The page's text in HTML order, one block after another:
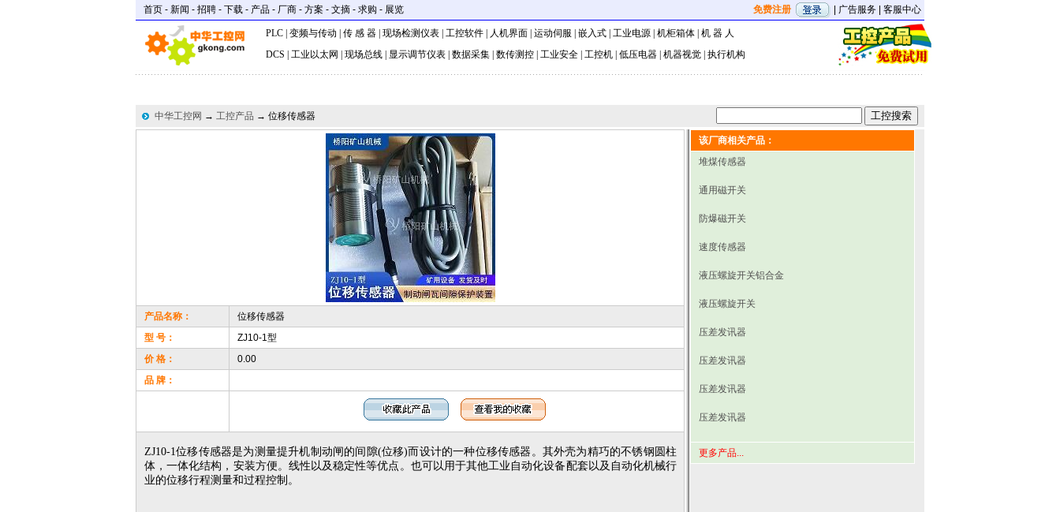
首页 - 新闻 - 招聘 - 下载 - 产品 - 厂商 - 方案 - 文摘 - 求购 - 展览 免费注册 广告服务 客服中心
PLC 变频与传动 传 感 器 现场检测仪表 工控软件 人机界面 运动伺服 嵌入式 工业电源 机柜箱体 机 器 人
DCS
工业以太网 现场总线 显示调节仪表 数据采集 数传测控 工业安全 工控机 低压电器 机器视觉 执行机构
中华工控网 → 工控产品 → 位移传感器
产品名称：
位移传感器
型 号：
ZJ10-1型
价 格：
0.00
品 牌：
ZJ10-1位移传感器是为测量提升机制动闸的间隙(位移)而设计的一种位移传感器 。 其外壳为精巧的不锈钢圆柱
体 ，一体化结构 ， 安装方便。 线性以及稳定性等优点 。 也可以用于其他工业自动化设备配套以及自动化机械行
业的位移行程测量和过程控制 。
该厂商相关产品：
堆煤传感器
通用磁开关
防爆磁开关
速度传感器
液压螺旋开关铝合金
液压螺旋开关
压差发讯器
压差发讯器
压差发讯器
压差发讯器
更多产品...